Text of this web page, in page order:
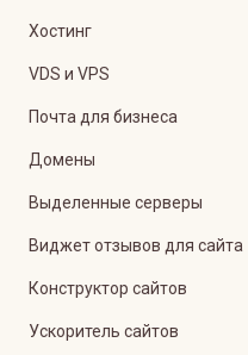
Хостинг
VDS и VPS
Почта для бизнеса
Домены
Выделенные серверы
Виджет отзывов для сайта
Конструктор сайтов
Ускоритель сайтов